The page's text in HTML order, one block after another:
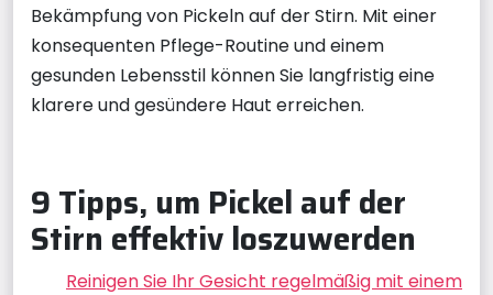
Bekämpfung von Pickeln auf der Stirn. Mit einer
konsequenten Pflege-Routine und einem
gesunden Lebensstil können Sie langfristig eine
klarere und gesündere Haut erreichen.
9 Tipps, um Pickel auf der
Stirn effektiv loszuwerden
Reinigen Sie Ihr Gesicht regelmäßig mit einem